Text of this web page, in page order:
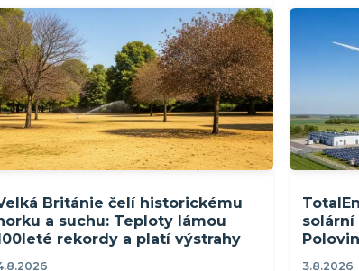
Británie čelí historickému
a suchu: Teploty lámou
rekordy a platí výstrahy
solární
3.8.2026